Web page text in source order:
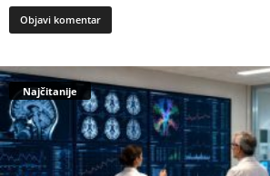
Najčitanije